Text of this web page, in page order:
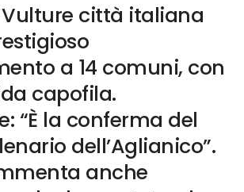
città italiana
a 14 comuni, con
capofila.
“È la conferma del
dell’Aglianico”.
anche